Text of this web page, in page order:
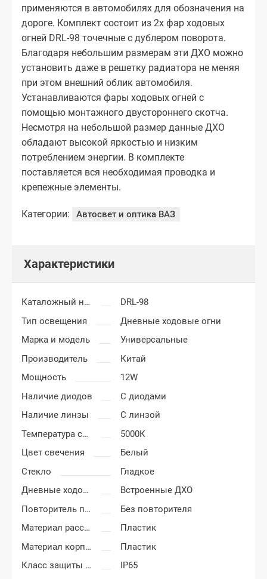
применяются в автомобилях для обозначения на
дороге. Комплект состоит из 2х фар ходовых
огней DRL-98 точечные с дублером поворота.
Благодаря небольшим размерам эти ДХО можно
установить даже в решетку радиатора не меняя
при этом внешний облик автомобиля.
Устанавливаются фары ходовых огней с
помощью монтажного двустороннего скотча.
Несмотря на небольшой размер данные ДХО
обладают высокой яркостью и низким
потреблением энергии. В комплекте
поставляется вся необходимая проводка и
крепежные элементы.
Категории: Автосвет и оптика ВАЗ
Характеристики
Каталожный номер
DRL-98
Тип освещения
Дневные ходовые огни
Марка и модель
Универсальные
Производитель
Китай
Мощность
12W
Наличие диодов
С диодами
Наличие линзы
С линзой
Температура света
5000К
Цвет свечения
Белый
Стекло
Гладкое
Дневные ходовые огни
Встроенные ДХО
Повторитель поворота
Без повторителя
Материал рассеивателя
Пластик
Материал корпуса
Пластик
Класс защиты от пыли и влаги
IP65